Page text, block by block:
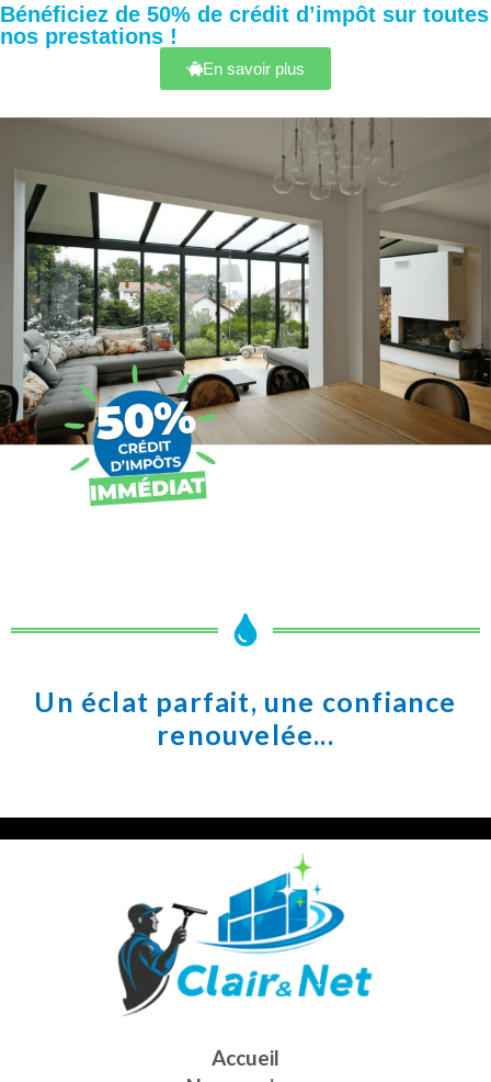
Bénéficiez de 50% de crédit d’impôt sur toutes
nos prestations !
En savoir plus
Un éclat parfait, une confiance
renouvelée...
Accueil